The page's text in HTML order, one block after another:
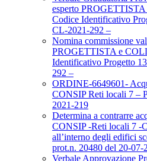
esperto
Codice Identificativo
CL-2021-292 –
Nomina commissione
PROGETTISTA e
Identificativo Progetto
292 –
ORDINE-6649601-
CONSIP Reti locali 7 –
2021-219
Determina a contrarre
CONSIP -Reti locali 7 -
all’interno degli edifici
prot.n. 20480 del 20-07-
Verbale Approvazione